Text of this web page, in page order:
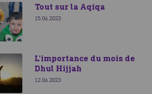
Tout sur la Aqiqa
15.06.2023
L'importance du mois de
Dhul Hijjah
12.06.2023